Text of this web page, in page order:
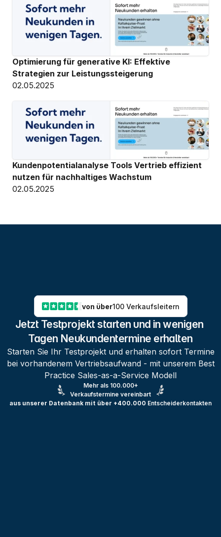
Optimierung für generative KI: Effektive
Strategien zur Leistungssteigerung
02.05.2025
Kundenpotentialanalyse Tools Vertrieb effizient
nutzen für nachhaltiges Wachstum
02.05.2025
von über100 Verkaufsleitern
Jetzt Testprojekt starten und in wenigen
Tagen Neukundentermine erhalten
Starten Sie Ihr Testprojekt und erhalten sofort Termine
bei vorhandenem Vertriebsaufwand - mit unserem Best
Practice Sales-as-a-Service Modell
Mehr als 100.000+
Verkaufstermine vereinbart
aus unserer Datenbank mit über +400.000 Entscheiderkontakten